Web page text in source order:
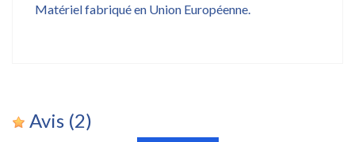
Matériel fabriqué en Union Européenne.
Avis (2)